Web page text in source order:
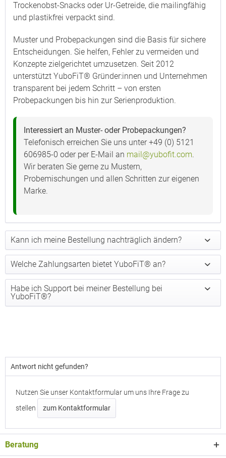
Trockenobst-Snacks oder Ur-Getreide, die mailingfähig
und plastikfrei verpackt sind.
Muster und Probepackungen sind die Basis für sichere
Entscheidungen. Sie helfen, Fehler zu vermeiden und
Konzepte zielgerichtet umzusetzen. Seit 2012
unterstützt YuboFiT® Gründer:innen und Unternehmen
transparent bei jedem Schritt – von ersten
Probepackungen bis hin zur Serienproduktion.
Interessiert an Muster- oder Probepackungen?
Telefonisch erreichen Sie uns unter +49 (0) 5121
606985-0 oder per E-Mail an mail@yubofit.com.
Wir beraten Sie gerne zu Mustern,
Probemischungen und allen Schritten zur eigenen
Marke.
Kann ich meine Bestellung nachträglich ändern?
Welche Zahlungsarten bietet YuboFiT® an?
Habe ich Support bei meiner Bestellung bei
YuboFiT®?
Antwort nicht gefunden?
Nutzen Sie unser Kontaktformular um uns Ihre Frage zu
stellen
zum Kontaktformular
Beratung